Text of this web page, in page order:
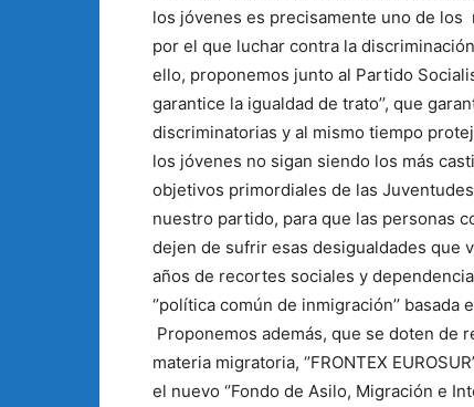
los jóvenes es precisamente uno de
por el que luchar contra la
ello, proponemos junto al Partido
garantice la igualdad de trato’’, que
discriminatorias y al mismo tiempo
los jóvenes no sigan siendo los más
objetivos primordiales de las
nuestro partido, para que las personas
dejen de sufrir esas desigualdades que
años de recortes sociales y
‘’política común de inmigración’’
Proponemos además, que se doten de
materia migratoria, ‘’FRONTEX
el nuevo ‘’Fondo de Asilo, Migración e